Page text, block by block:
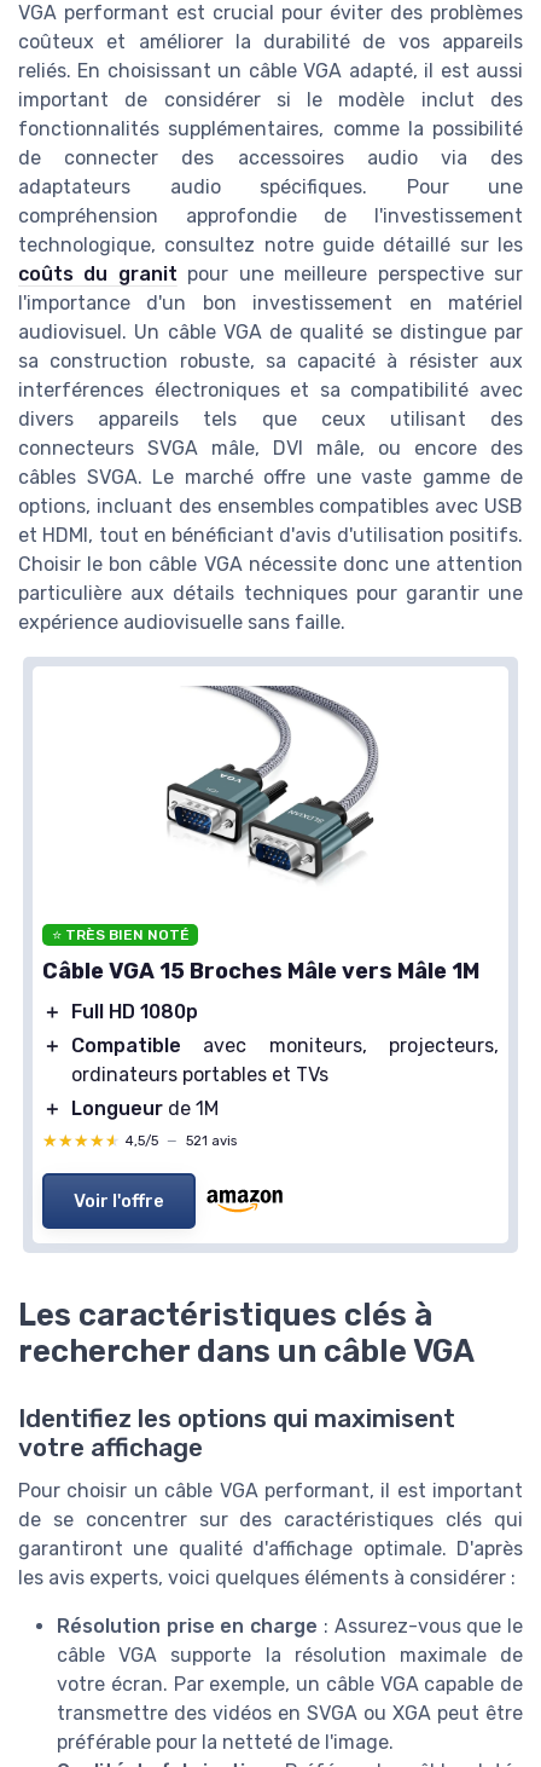
VGA performant est crucial pour éviter des problèmes
coûteux et améliorer la durabilité de vos appareils
reliés. En choisissant un câble VGA adapté, il est aussi
important de considérer si le modèle inclut des
fonctionnalités supplémentaires, comme la possibilité
de connecter des accessoires audio via des
adaptateurs audio spécifiques. Pour une
compréhension approfondie de l'investissement
technologique, consultez notre guide détaillé sur les
coûts du granit pour une meilleure perspective sur
l'importance d'un bon investissement en matériel
audiovisuel. Un câble VGA de qualité se distingue par
sa construction robuste, sa capacité à résister aux
interférences électroniques et sa compatibilité avec
divers appareils tels que ceux utilisant des
connecteurs SVGA mâle, DVI mâle, ou encore des
câbles SVGA. Le marché offre une vaste gamme de
options, incluant des ensembles compatibles avec USB
et HDMI, tout en bénéficiant d'avis d'utilisation positifs.
Choisir le bon câble VGA nécessite donc une attention
particulière aux détails techniques pour garantir une
expérience audiovisuelle sans faille.
⭐ TRÈS BIEN NOTÉ
Câble VGA 15 Broches Mâle vers Mâle 1M
＋
Full HD 1080p
＋
Compatible avec moniteurs, projecteurs,
ordinateurs portables et TVs
＋
Longueur de 1M
★★★★★
★★★★★ 4,5/5 — 521 avis
Voir l'offre
Les caractéristiques clés à
rechercher dans un câble VGA
Identifiez les options qui maximisent
votre affichage
Pour choisir un câble VGA performant, il est important
de se concentrer sur des caractéristiques clés qui
garantiront une qualité d'affichage optimale. D'après
les avis experts, voici quelques éléments à considérer :
Résolution prise en charge : Assurez-vous que le
câble VGA supporte la résolution maximale de
votre écran. Par exemple, un câble VGA capable de
transmettre des vidéos en SVGA ou XGA peut être
préférable pour la netteté de l'image.